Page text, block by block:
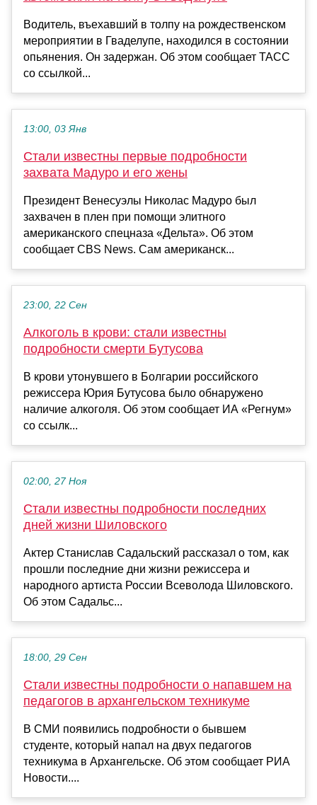
Водитель, въехавший в толпу на рождественском
мероприятии в Гваделупе, находился в состоянии
опьянения. Он задержан. Об этом сообщает ТАСС
со ссылкой...
13:00, 03 Янв
Стали известны первые подробности
захвата Мадуро и его жены
Президент Венесуэлы Николас Мадуро был
захвачен в плен при помощи элитного
американского спецназа «Дельта». Об этом
сообщает CBS News. Сам американск...
23:00, 22 Сен
Алкоголь в крови: стали известны
подробности смерти Бутусова
В крови утонувшего в Болгарии российского
режиссера Юрия Бутусова было обнаружено
наличие алкоголя. Об этом сообщает ИА «Регнум»
со ссылк...
02:00, 27 Ноя
Стали известны подробности последних
дней жизни Шиловского
Актер Станислав Садальский рассказал о том, как
прошли последние дни жизни режиссера и
народного артиста России Всеволода Шиловского.
Об этом Садальс...
18:00, 29 Сен
Стали известны подробности о напавшем на
педагогов в архангельском техникуме
В СМИ появились подробности о бывшем
студенте, который напал на двух педагогов
техникума в Архангельске. Об этом сообщает РИА
Новости....